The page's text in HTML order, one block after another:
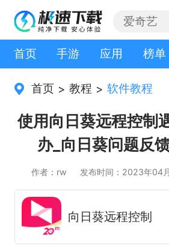
首页 手游 应用 榜单
首页 > 教程 > 软件教程
使用向日葵远程控制
办_向日葵问题反
作者：rw 发布时间：2023年04
向日葵远程控制